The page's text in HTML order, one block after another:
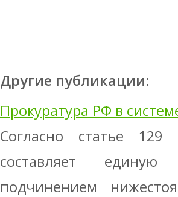
Другие публикации:
Прокуратура РФ в
Согласно статье
составляет
подчинением